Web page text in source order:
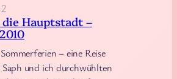
r
n
e
n
–
E
Hauptstadt –
– eine Reise
Saph und ich durchwühlten